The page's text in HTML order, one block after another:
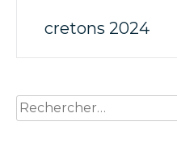
Poste
navigation
cretons 2024
Rechercher :